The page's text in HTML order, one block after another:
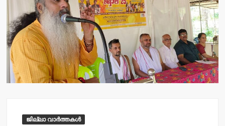
ജില്ലാ വാർത്തകൾ